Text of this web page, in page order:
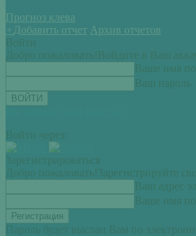
Прогноз клева
+ Добавить отчет Архив отчетов
Войти
Добро пожаловать! Войдите в Ваш
Ваше имя
Ваш пароль
Войти через:
Зарегистрироваться
Добро пожаловать! Зарегистрируйте
Ваш адрес
Ваше имя
Пароль будет выслан Вам по